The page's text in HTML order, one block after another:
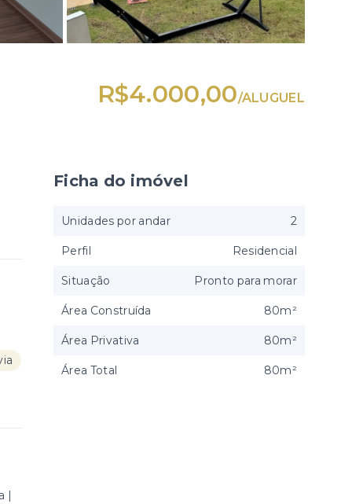
R$4.000,00/ALUGUEL
|
Ficha do imóvel
Unidades por andar 2
Perfil Residencial
Situação Pronto para morar
Área Construída 80m²
Área Privativa 80m²
Área Total 80m²